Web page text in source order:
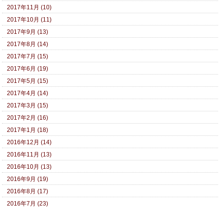
2017年11月 (10)
2017年10月 (11)
2017年9月 (13)
2017年8月 (14)
2017年7月 (15)
2017年6月 (19)
2017年5月 (15)
2017年4月 (14)
2017年3月 (15)
2017年2月 (16)
2017年1月 (18)
2016年12月 (14)
2016年11月 (13)
2016年10月 (13)
2016年9月 (19)
2016年8月 (17)
2016年7月 (23)